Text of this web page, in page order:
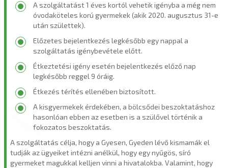
A szolgáltatást 1 éves kortól vehetik igényba a még nem
óvodaköteles korú gyermekek (akik 2020. augusztus 31-e
után születtek).
Előzetes bejelentkezés legkésőbb egy nappal a
szolgáltatás igénybevétele előtt.
Étkeztetési igény esetén bejelentkezés előző nap
legkésőbb reggel 9 óráig.
Étkezés térítés ellenében biztosított.
A kisgyermekek érdekében, a bölcsődei beszoktatáshoz
hasonlóan ebben az esetben is a szülővel történik a
fokozatos beszoktatás.
A szolgáltatás célja, hogy a Gyesen, Gyeden lévő kismamák el
tudják az ügyeiket intézni anélkül, hogy egy nyűgös, síró
gyermeket magukkal kelljen vinni a hivatalokba. Valamint, hogy